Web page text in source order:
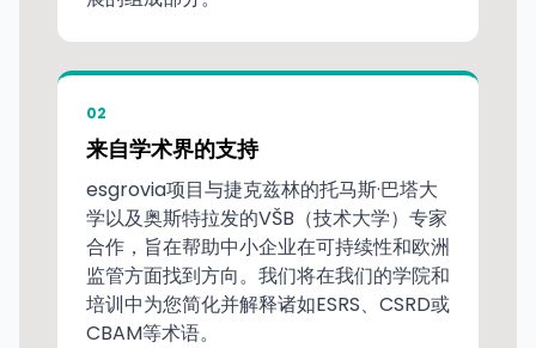
02
来自学术界的支持
esgrovia项目与捷克兹林的托马斯·巴塔大
学以及奥斯特拉发的VŠB（技术大学）专家
合作，旨在帮助中小企业在可持续性和欧洲
监管方面找到方向。我们将在我们的学院和
培训中为您简化并解释诸如ESRS、CSRD或
CBAM等术语。